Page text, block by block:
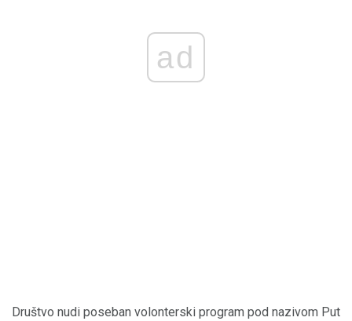
ad
Društvo nudi poseban volonterski program pod nazivom Put